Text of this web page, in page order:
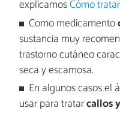
explicamosCómo
Como medicamento
sustancia muy
trastorno cutáneo
seca y escamosa.
En algunos casos el
usar para tratarcallos